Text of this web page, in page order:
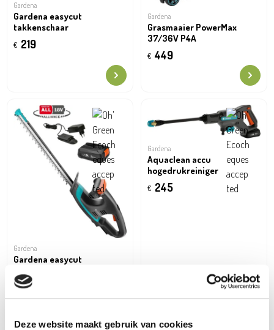
Deze website maakt gebruik van cookies
Gardena
Gardena easycut
takkenschaar
€ 219
Gardena
Grasmaaier PowerMax
37/36V P4A
€ 449
Gardena
Gardena easycut
€129
Gardena
Aquaclean accu
hogedrukreiniger
€ 245